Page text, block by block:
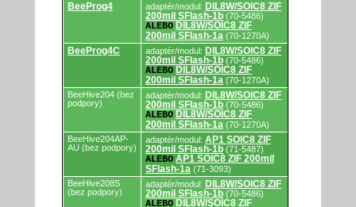
BeeProg4 adaptér/modul: DIL8W/SOIC8 ZIF
200mil SFlash-1b (70-5486)
ALEBO DIL8W/SOIC8 ZIF
200mil SFlash-1a (70-1270A)
BeeProg4C adaptér/modul: DIL8W/SOIC8 ZIF
200mil SFlash-1b (70-5486)
ALEBO DIL8W/SOIC8 ZIF
200mil SFlash-1a (70-1270A)
BeeHive204 (bez
podpory)
adaptér/modul: DIL8W/SOIC8 ZIF
200mil SFlash-1b (70-5486)
ALEBO DIL8W/SOIC8 ZIF
200mil SFlash-1a (70-1270A)
BeeHive204AP-
AU (bez podpory)
adaptér/modul: AP1 SOIC8 ZIF
200mil SFlash-1b (71-5487)
ALEBO AP1 SOIC8 ZIF 200mil
SFlash-1a (71-3093)
BeeHive208S
(bez podpory)
adaptér/modul: DIL8W/SOIC8 ZIF
200mil SFlash-1b (70-5486)
ALEBO DIL8W/SOIC8 ZIF